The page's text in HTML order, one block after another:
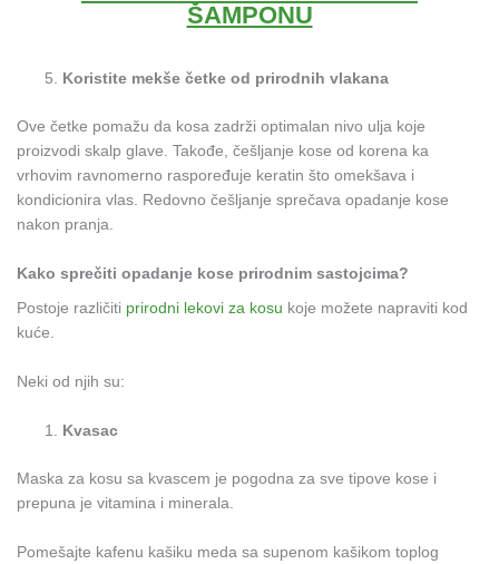
ŠAMPONU
Koristite mekše četke od prirodnih vlakana
Ove četke pomažu da kosa zadrži optimalan nivo ulja koje
proizvodi skalp glave. Takođe, češljanje kose od korena ka
vrhovim ravnomerno raspoređuje keratin što omekšava i
kondicionira vlas. Redovno češljanje sprečava opadanje kose
nakon pranja.
Kako sprečiti opadanje kose prirodnim sastojcima?
Postoje različiti prirodni lekovi za kosu koje možete napraviti kod
kuće.
Neki od njih su:
Kvasac
Maska za kosu sa kvascem je pogodna za sve tipove kose i
prepuna je vitamina i minerala.
Pomešajte kafenu kašiku meda sa supenom kašikom toplog